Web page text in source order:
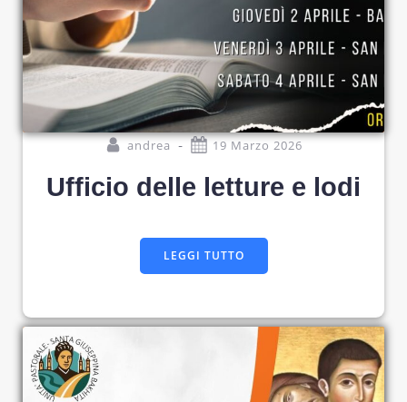
andrea - 19 Marzo 2026
Ufficio delle letture e lodi
LEGGI TUTTO